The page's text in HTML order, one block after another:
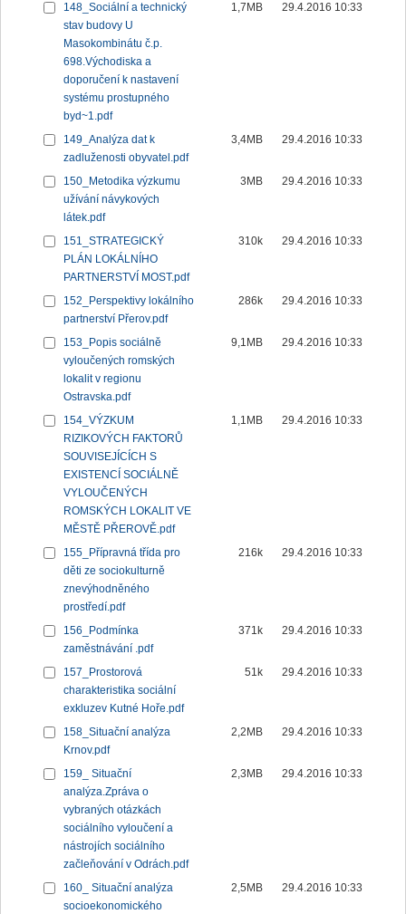
148_Sociální a technický
stav budovy U
Masokombinátu č.p.
698.Východiska a
doporučení k nastavení
systému prostupného
byd~1.pdf
1,7MB 29.4.2016 10:33
149_Analýza dat k
zadluženosti obyvatel.pdf
3,4MB 29.4.2016 10:33
150_Metodika výzkumu
užívání návykových
látek.pdf
3MB 29.4.2016 10:33
151_STRATEGICKÝ
PLÁN LOKÁLNÍHO
PARTNERSTVÍ MOST.pdf
310k 29.4.2016 10:33
152_Perspektivy lokálního
partnerství Přerov.pdf
286k 29.4.2016 10:33
153_Popis sociálně
vyloučených romských
lokalit v regionu
Ostravska.pdf
9,1MB 29.4.2016 10:33
154_VÝZKUM
RIZIKOVÝCH FAKTORŮ
SOUVISEJÍCÍCH S
EXISTENCÍ SOCIÁLNĚ
VYLOUČENÝCH
ROMSKÝCH LOKALIT VE
MĚSTĚ PŘEROVĚ.pdf
1,1MB 29.4.2016 10:33
155_Přípravná třída pro
děti ze sociokulturně
znevýhodněného
prostředí.pdf
216k 29.4.2016 10:33
156_Podmínka
zaměstnávání .pdf
371k 29.4.2016 10:33
157_Prostorová
charakteristika sociální
exkluzev Kutné Hoře.pdf
51k 29.4.2016 10:33
158_Situační analýza
Krnov.pdf
2,2MB 29.4.2016 10:33
159_ Situační
analýza.Zpráva o
vybraných otázkách
sociálního vyloučení a
nástrojích sociálního
začleňování v Odrách.pdf
2,3MB 29.4.2016 10:33
160_ Situační analýza
socioekonomického
2,5MB 29.4.2016 10:33